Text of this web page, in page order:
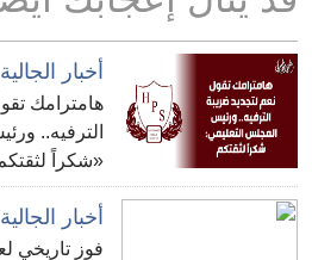
أخبار الجالية
هامترامك
الترفيه..
«شكراً
أخبار الجالية
فوز تاريخي